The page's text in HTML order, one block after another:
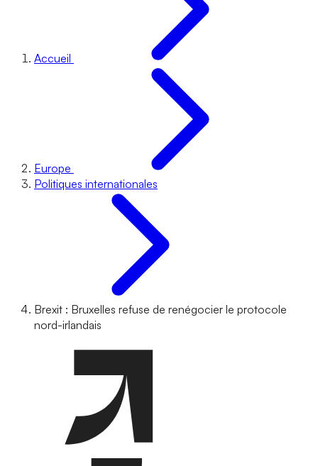
Accueil
Europe
Politiques internationales
Brexit : Bruxelles refuse de renégocier le protocole
nord-irlandais